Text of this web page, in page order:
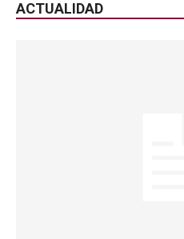
ACTUALIDAD